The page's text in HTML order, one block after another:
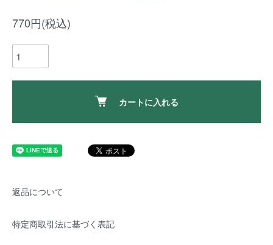
770円(税込)
カートに入れる
返品について
特定商取引法に基づく表記